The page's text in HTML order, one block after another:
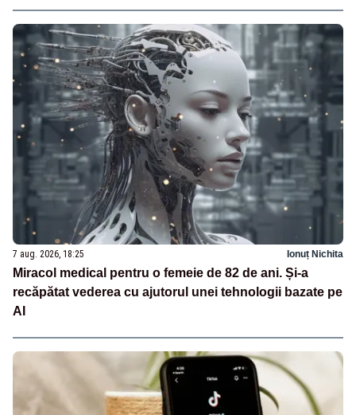
7 aug. 2026, 18:25 Ionuț Nichita
Miracol medical pentru o femeie de 82 de ani. Și-a
recăpătat vederea cu ajutorul unei tehnologii bazate pe
AI